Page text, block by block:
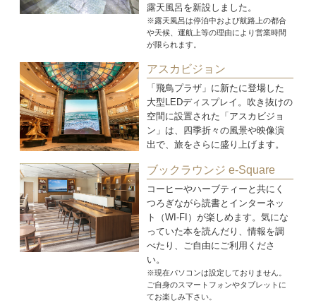
露天風呂を新設しました。
※露天風呂は停泊中および航路上の都合
や天候、運航上等の理由により営業時間
が限られます。
アスカビジョン
「飛鳥プラザ」に新たに登場した
大型LEDディスプレイ。吹き抜けの
空間に設置された「アスカビジョ
ン」は、四季折々の風景や映像演
出で、旅をさらに盛り上げます。
ブックラウンジ e-Square
コーヒーやハーブティーと共にく
つろぎながら読書とインターネッ
ト（WI-FI）が楽しめます。気にな
っていた本を読んだり、情報を調
べたり、ご自由にご利用くださ
い。
※現在パソコンは設定しておりません。
ご自身のスマートフォンやタブレットに
てお楽しみ下さい。